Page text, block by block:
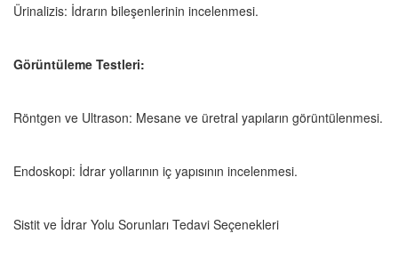
Ürinalizis: İdrarın bileşenlerinin incelenmesi.
Görüntüleme Testleri:
Röntgen ve Ultrason: Mesane ve üretral yapıların görüntülenmesi.
Endoskopi: İdrar yollarının iç yapısının incelenmesi.
Sistit ve İdrar Yolu Sorunları Tedavi Seçenekleri